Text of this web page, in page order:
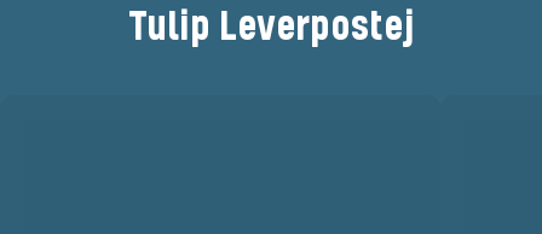
Tulip Leverpostej